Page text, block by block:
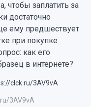
чтобы заплатить за
достаточно
ему предшествует
при покупке
как его
в интернете?
3AV9vA